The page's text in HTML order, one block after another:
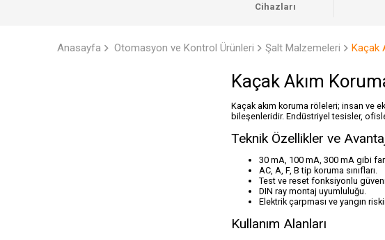
Cihazları
Anasayfa Otomasyon ve Kontrol Ürünleri Şalt Malzemeleri Kaçak
Kaçak Akım
Kaçak akım koruma röleleri; insan ve
bileşenleridir. Endüstriyel tesisler,
Teknik Özellikler ve
30 mA, 100 mA, 300 mA gibi
AC, A, F, B tip koruma sınıfları.
Test ve reset fonksiyonlu
DIN ray montaj uyumluluğu.
Elektrik çarpması ve yangın
Kullanım Alanları